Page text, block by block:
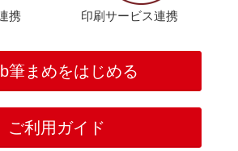
携 印刷サービス連携
筆まめをはじめる
ご利用ガイド